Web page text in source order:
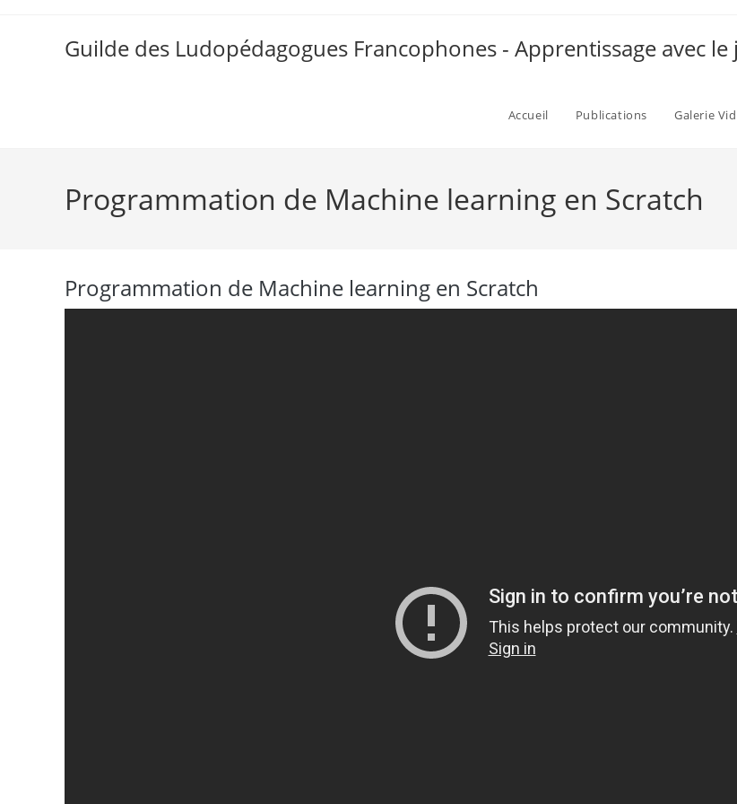
Guilde des Ludopédagogues Francophones - Apprentissage avec le
Accueil Publications Galerie
Programmation de Machine learning en Scratch
Programmation de Machine learning en Scratch